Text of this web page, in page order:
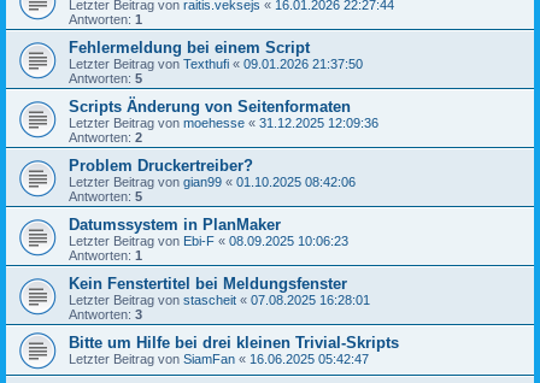
Letzter Beitrag von raitis.veksejs « 16.01.2026 22:27:44
Antworten: 1
Fehlermeldung bei einem Script
Letzter Beitrag von Texthufi « 09.01.2026 21:37:50
Antworten: 5
Scripts Änderung von Seitenformaten
Letzter Beitrag von moehesse « 31.12.2025 12:09:36
Antworten: 2
Problem Druckertreiber?
Letzter Beitrag von gian99 « 01.10.2025 08:42:06
Antworten: 5
Datumssystem in PlanMaker
Letzter Beitrag von Ebi-F « 08.09.2025 10:06:23
Antworten: 1
Kein Fenstertitel bei Meldungsfenster
Letzter Beitrag von stascheit « 07.08.2025 16:28:01
Antworten: 3
Bitte um Hilfe bei drei kleinen Trivial-Skripts
Letzter Beitrag von SiamFan « 16.06.2025 05:42:47